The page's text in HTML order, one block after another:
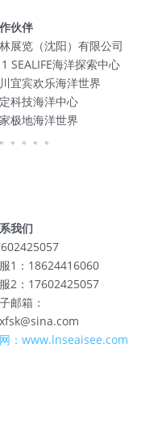
伙伴
展览（沈阳）有限公司
SEALIFE海洋探索中心
宜宾欢乐海洋世界
科技海洋中心
极地海洋世界
。。。。
我们
1：18624416060
2：17602425057
邮箱：
：www.lnseaisee.com